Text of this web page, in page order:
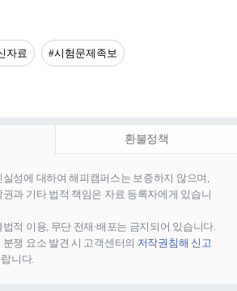
자료 #시험문제족보
환불정책
성에 대하여 해피캠퍼스는 보증하지 않으며,
과 기타 법적 책임은 자료 등록자에게 있습니
적 이용, 무단 전재∙배포는 금지되어 있습니다.
쟁 요소 발견 시 고객센터의 저작권침해 신고
니다.